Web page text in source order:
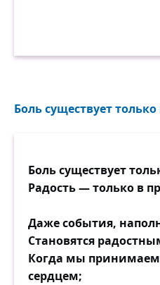
Боль существует
Боль существует
Радость — только в
Даже события,
Становятся
Когда мы
сердцем;